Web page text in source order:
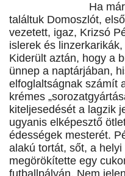
Ha
találtuk Domoszlót,
vezetett, igaz, Krizsó
islerek és
Kiderült aztán, hogy a
ünnep a naptárjában,
elfoglaltságnak számít
krémes
kiteljesedését a lagzik
ugyanis elképesztő
édességek mesterét.
alakú tortát, sőt, a
megörökítette egy